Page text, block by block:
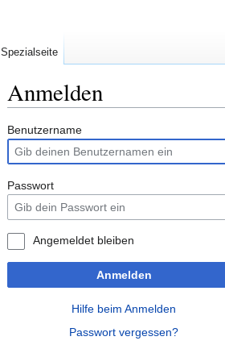
Anmelden
Zur
Navigation
springen
Zur
Suche
springen
Benutzername
Passwort
Angemeldet bleiben
Anmelden
Hilfe beim Anmelden
Passwort vergessen?
Spezialseite